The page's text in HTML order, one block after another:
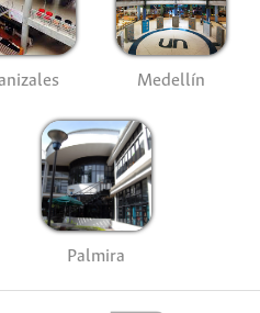
Medellín
Palmira